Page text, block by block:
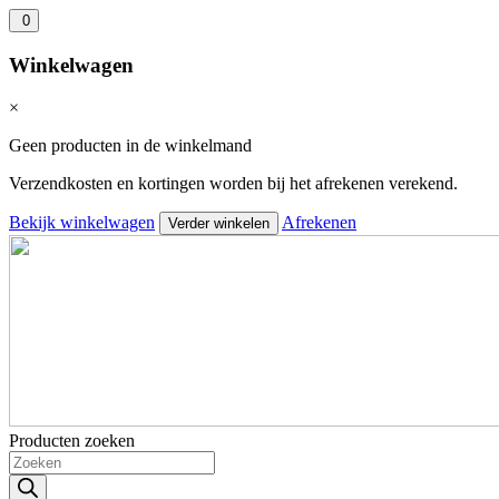
0
Winkelwagen
×
Geen producten in de winkelmand
Verzendkosten en kortingen worden bij het afrekenen verekend.
Bekijk winkelwagen Verder winkelen Afrekenen
Producten zoeken